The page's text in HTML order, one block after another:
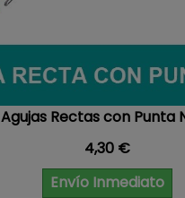
Agujas Rectas con Punta
Precio
4,30 €
Envío Inmediato